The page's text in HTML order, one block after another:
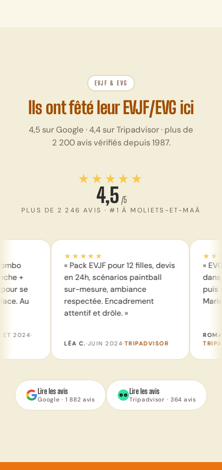
EVJF & EVG
Ils ont fêté leur EVJF/EVG ici
4,5 sur Google · 4,4 sur Tripadvisor · plus de
2 200 avis vérifiés depuis 1987.
★★★★★
4,5 /5
PLUS DE 2 246 AVIS · #1 À MOLIETS-ET-MAÂ
« Pack EVJF pour 12 filles, devis
en 24h, scénarios paintball
sur-mesure, ambiance
respectée. Encadrement
attentif et drôle. »
JUIN 2024·TRIPADVISOR
« EVG inoubliable
dans les Landes :
puis quad sur
Marié au sol après.
TRIPADVISOR
Lire les avis
Google · 1 882 avis
Lire les avis
Tripadvisor · 364 avis